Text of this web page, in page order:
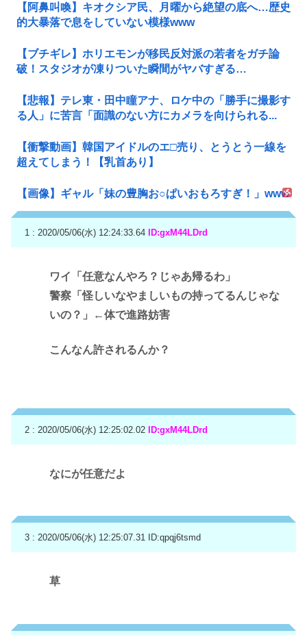
【阿鼻叫喚】キオクシア民、月曜から絶望の底へ…歴史
的大暴落で息をしていない模様www
【ブチギレ】ホリエモンが移民反対派の若者をガチ論
破！スタジオが凍りついた瞬間がヤバすぎる…
【悲報】テレ東・田中瞳アナ、ロケ中の「勝手に撮影す
る人」に苦言「面識のない方にカメラを向けられる...
【衝撃動画】韓国アイドルのエ□売り、とうとう一線を
超えてしまう！【乳首あり】
【画像】ギャル「妹の豊胸お○ぱいおもろすぎ！」www
1 : 2020/05/06(水) 12:24:33.64 ID:gxM44LDrd
ワイ「任意なんやろ？じゃあ帰るわ」
警察「怪しいなやましいもの持ってるんじゃな
いの？」←体で進路妨害
こんなん許されるんか？
2 : 2020/05/06(水) 12:25:02.02 ID:gxM44LDrd
なにが任意だよ
3 : 2020/05/06(水) 12:25:07.31 ID:qpqj6tsmd
草